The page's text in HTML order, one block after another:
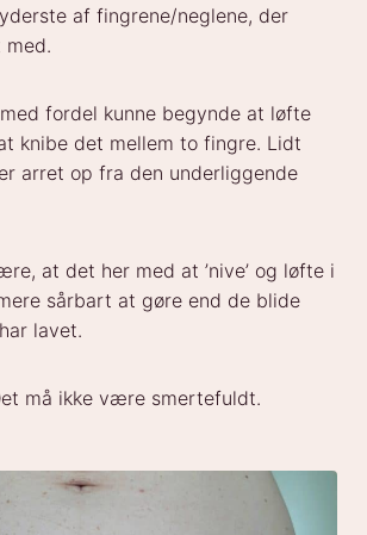
af fingrene/neglene, der
med.
fordel kunne begynde at løfte
knibe det mellem to fingre. Lidt
arret op fra den underliggende
at det her med at ’nive’ og løfte i
sårbart at gøre end de blide
lavet.
må ikke være smertefuldt.